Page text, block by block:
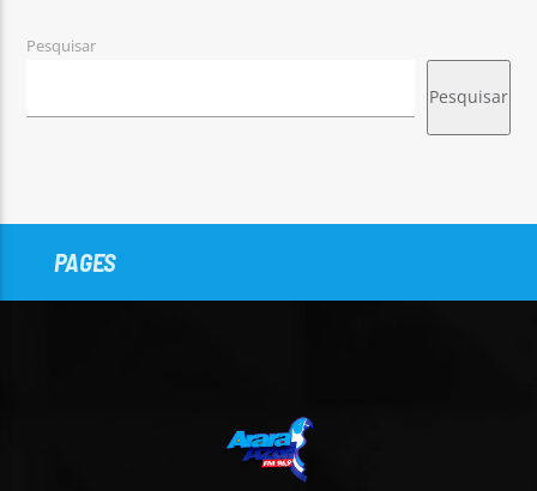
Pesquisar
Pesquisar
PAGES